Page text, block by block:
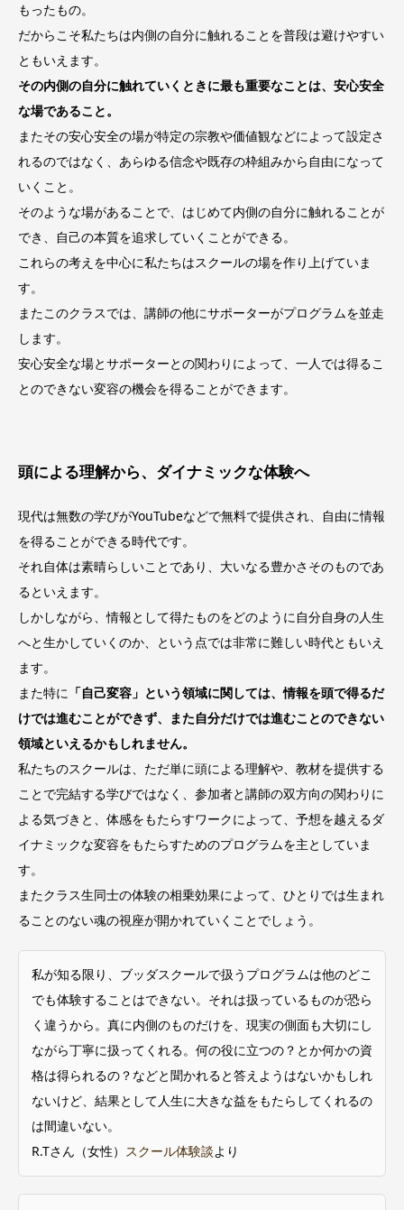
もったもの。
だからこそ私たちは内側の自分に触れることを普段は避けやすい
ともいえます。
その内側の自分に触れていくときに最も重要なことは、安心安全
な場であること。
またその安心安全の場が特定の宗教や価値観などによって設定さ
れるのではなく、あらゆる信念や既存の枠組みから自由になって
いくこと。
そのような場があることで、はじめて内側の自分に触れることが
でき、自己の本質を追求していくことができる。
これらの考えを中心に私たちはスクールの場を作り上げていま
す。
またこのクラスでは、講師の他にサポーターがプログラムを並走
します。
安心安全な場とサポーターとの関わりによって、一人では得るこ
とのできない変容の機会を得ることができます。
頭による理解から、ダイナミックな体験へ
現代は無数の学びがYouTubeなどで無料で提供され、自由に情報
を得ることができる時代です。
それ自体は素晴らしいことであり、大いなる豊かさそのものであ
るといえます。
しかしながら、情報として得たものをどのように自分自身の人生
へと生かしていくのか、という点では非常に難しい時代ともいえ
ます。
また特に 「自己変容」という領域に関しては、情報を頭で得るだ
けでは進むことができず、また自分だけでは進むことのできない
領域といえるかもしれません。
私たちのスクールは、ただ単に頭による理解や、教材を提供する
ことで完結する学びではなく、参加者と講師の双方向の関わりに
よる気づきと、体感をもたらすワークによって、予想を越えるダ
イナミックな変容をもたらすためのプログラムを主としていま
す。
またクラス生同士の体験の相乗効果によって、ひとりでは生まれ
ることのない魂の視座が開かれていくことでしょう。
私が知る限り、ブッダスクールで扱うプログラムは他のどこ
でも体験することはできない。それは扱っているものが恐ら
く違うから。真に内側のものだけを、現実の側面も大切にし
ながら丁寧に扱ってくれる。何の役に立つの？とか何かの資
格は得られるの？などと聞かれると答えようはないかもしれ
ないけど、結果として人生に大きな益をもたらしてくれるの
は間違いない。
R.Tさん（女性） スクール体験談より